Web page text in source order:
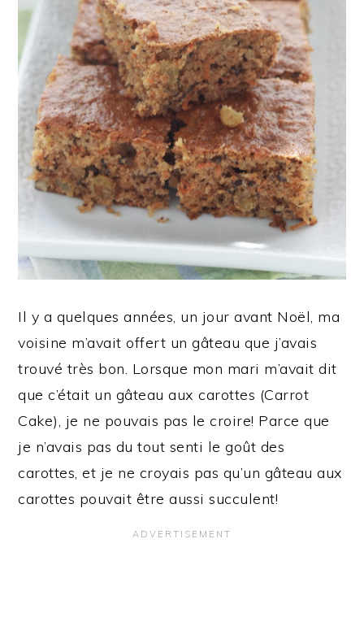
Il y a quelques années, un jour avant Noël, ma
voisine m’avait offert un gâteau que j’avais
trouvé très bon. Lorsque mon mari m’avait dit
que c’était un gâteau aux carottes (Carrot
Cake), je ne pouvais pas le croire! Parce que
je n’avais pas du tout senti le goût des
carottes, et je ne croyais pas qu’un gâteau aux
carottes pouvait être aussi succulent!